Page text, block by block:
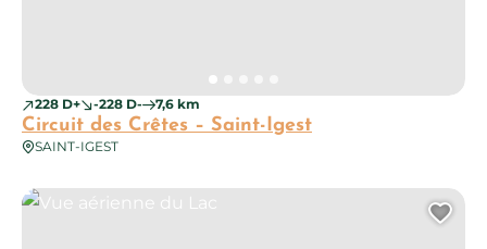
228 D+ -228 D- 7,6 km
Circuit des Crêtes – Saint-Igest
SAINT-IGEST
Vue aérienne du Lac